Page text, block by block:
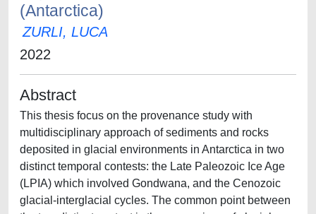
(Antarctica)
ZURLI, LUCA
2022
Abstract
This thesis focus on the provenance study with
multidisciplinary approach of sediments and rocks
deposited in glacial environments in Antarctica in two
distinct temporal contests: the Late Paleozoic Ice Age
(LPIA) which involved Gondwana, and the Cenozoic
glacial-interglacial cycles. The common point between